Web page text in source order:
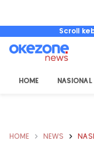
Scroll
HOME NASIONAL
HOME NEWS